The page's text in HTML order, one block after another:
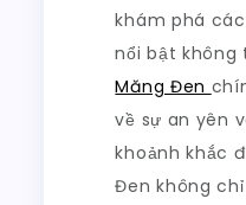
khám phá
nổi bật không
Măng Đen
về sự an yên
khoảnh khắc
Đen không